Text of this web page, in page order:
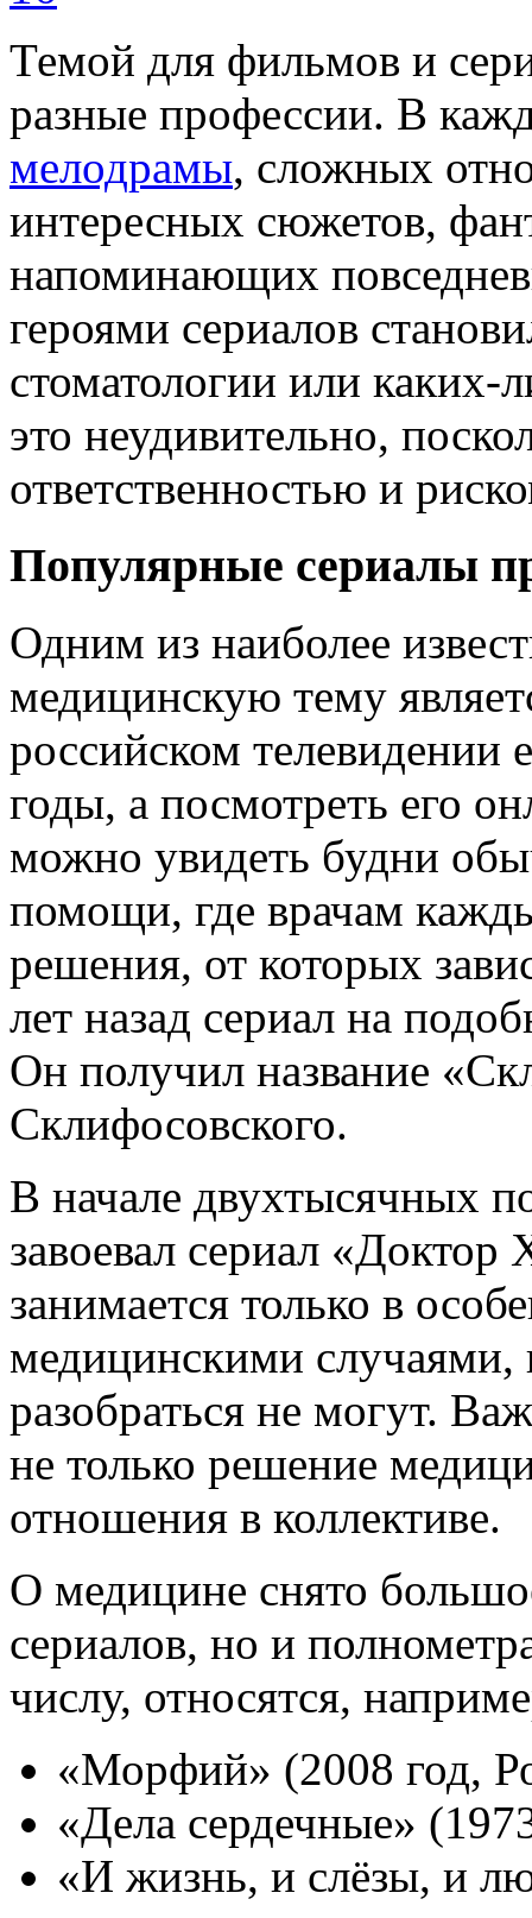
Темой для фильмов и
разные профессии. В
мелодрамы, сложных
интересных сюжетов,
напоминающих
героями сериалов
стоматологии или каких-
это неудивительно,
ответственностью и
Популярные сериалы
Одним из наиболее
медицинскую тему
российском телевидении
годы, а посмотреть его
можно увидеть будни
помощи, где врачам
решения, от которых
лет назад сериал на
Он получил название
Склифосовского.
В начале двухтысячных
завоевал сериал «Доктор
занимается только в
медицинскими случаями,
разобраться не могут.
не только решение
отношения в коллективе.
О медицине снято
сериалов, но и
числу, относятся,
«Морфий» (2008 год,
«Дела сердечные»
«И жизнь, и слёзы, и